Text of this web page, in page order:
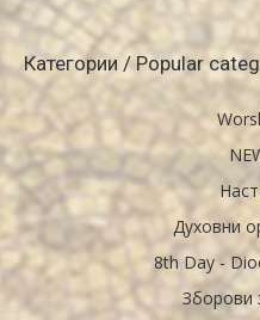
Категории / Popular
Духовни
8th Day -
Зборови